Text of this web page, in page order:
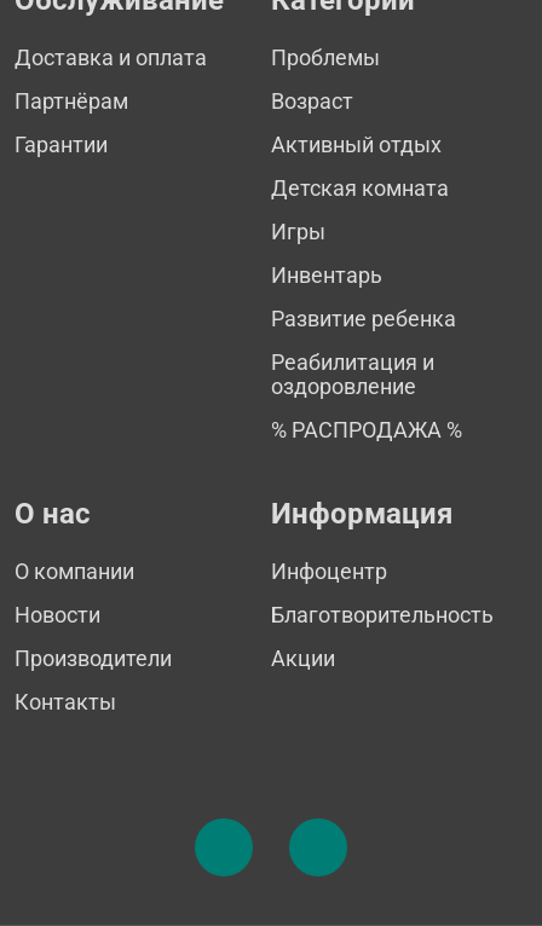
Доставка и оплата
Партнёрам
Гарантии
Проблемы
Возраст
Активный отдых
Детская комната
Игры
Инвентарь
Развитие ребенка
Реабилитация и
оздоровление
% РАСПРОДАЖА %
О нас
О компании
Новости
Производители
Контакты
Информация
Инфоцентр
Благотворительность
Акции